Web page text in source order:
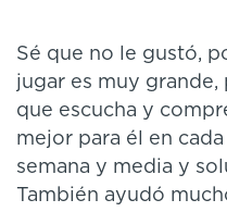
Sé que no le gustó,
jugar es muy
que escucha y
mejor para él en
semana y media y
También ayudó